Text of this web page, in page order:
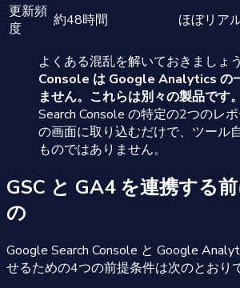
更新頻
度
約48時間 ほぼリア
よくある混乱を解いておきましょう
Console は Google Analytics の
ません。これらは別々の製品です。
Search Console の特定の2つのレ
の画面に取り込むだけで、ツール
ものではありません。
GSC と GA4 を連携する
の
Google Search Console と Google
せるための4つの前提条件は次のとおり